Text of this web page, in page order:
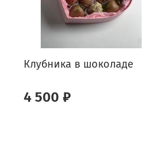
Клубника в шоколаде
4 500 ₽